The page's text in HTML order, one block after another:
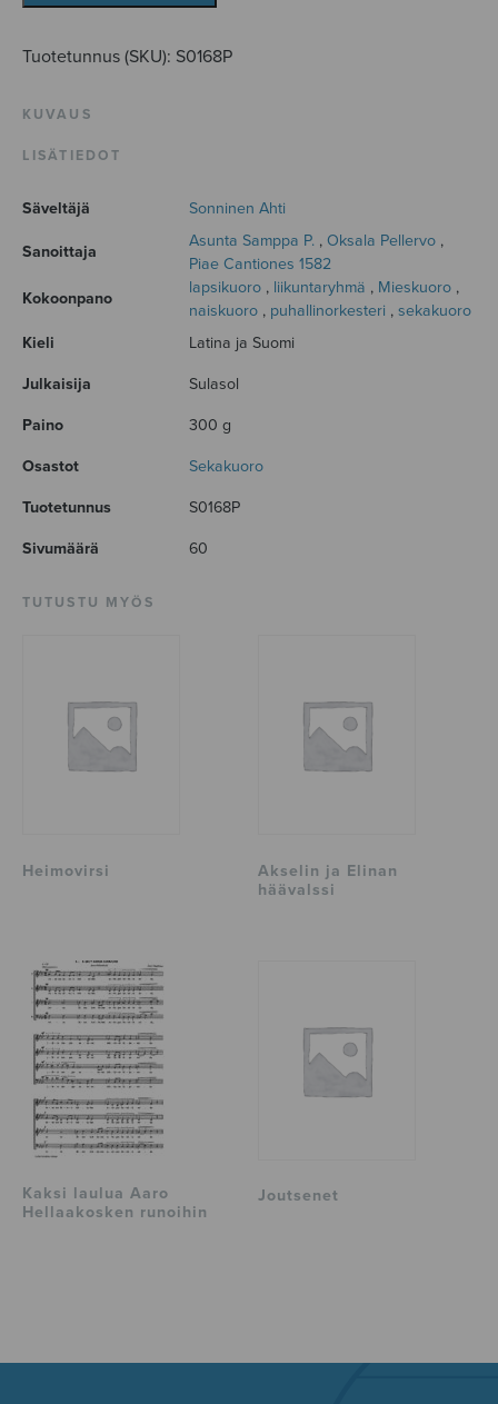
score
Tuotetunnus (SKU): S0168P
KUVAUS
LISÄTIEDOT
Säveltäjä Sonninen Ahti
Sanoittaja
Asunta Samppa P. , Oksala Pellervo ,
Piae Cantiones 1582
Kokoonpano
lapsikuoro , liikuntaryhmä , Mieskuoro ,
naiskuoro , puhallinorkesteri , sekakuoro
Kieli
Latina ja Suomi
Julkaisija Sulasol
Paino 300 g
Osastot Sekakuoro
Tuotetunnus S0168P
Sivumäärä 60
TUTUSTU MYÖS
Heimovirsi
Akselin ja Elinan
häävalssi
Kaksi laulua Aaro
Hellaakosken runoihin
Joutsenet